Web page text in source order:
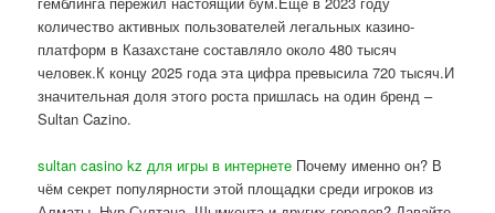
количество активных пользователей легальных казино-
платформ в Казахстане составляло около 480 тысяч
человек.К концу 2025 года эта цифра превысила 720 тысяч.И
значительная доля этого роста пришлась на один бренд –
Sultan Cazino.
sultan casino kz для игры в интернете Почему именно он? В
чём секрет популярности этой площадки среди игроков из